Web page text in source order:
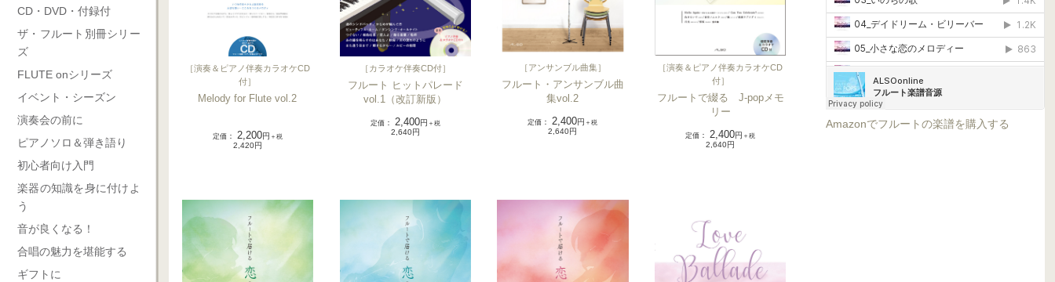
CD・DVD・付録付
ザ・フルート別冊シリー
ズ
FLUTE onシリーズ
イベント・シーズン
演奏会の前に
ピアノソロ＆弾き語り
初心者向け入門
楽器の知識を身に付けよ
う
音が良くなる！
合唱の魅力を堪能する
ギフトに
［演奏＆ピアノ伴奏カラオケCD
付］
Melody for Flute vol.2
定価： 2,200円 ＋税
2,420円
［カラオケ伴奏CD付］
フルート ヒットパレード
vol.1（改訂新版）
定価： 2,400円 ＋税
2,640円
［アンサンブル曲集］
フルート・アンサンブル曲
集vol.2
定価 ：2,400円 ＋税
2,640円
［演奏＆ピアノ伴奏カラオケCD
付］
フルートで綴る J-popメモ
リー
定価 ： 2,400円 ＋税
2,640円
Amazonでフルートの楽譜を購入する